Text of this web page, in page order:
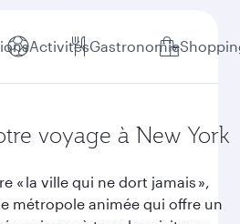
ActivitésGastronomie
voyage à New York
« la ville qui ne dort jamais »,
métropole animée qui offre un